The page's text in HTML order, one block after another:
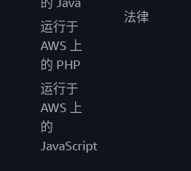
运行于
AWS 上
的 PHP
运行于
AWS 上
的
JavaScript
法律